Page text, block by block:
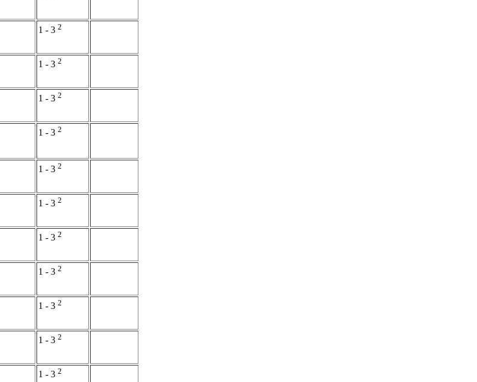
1 - 3 2
1 - 3 2
1 - 3 2
1 - 3 2
1 - 3 2
1 - 3 2
1 - 3 2
1 - 3 2
1 - 3 2
1 - 3 2
1 - 3 2